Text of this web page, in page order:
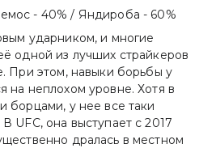
- 40% / Яндироба - 60%
ударником, и многие
одной из лучших страйкеров
При этом, навыки борьбы у
на неплохом уровне. Хотя в
борцами, у нее все таки
UFC, она выступает с 2017
дралась в местном